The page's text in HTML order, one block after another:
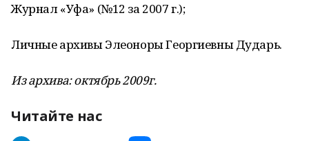
Журнал «Уфа» (№12 за 2007 г.);
Личные архивы Элеоноры Георгиевны Дударь.
Из архива: октябрь 2009г.
Читайте нас